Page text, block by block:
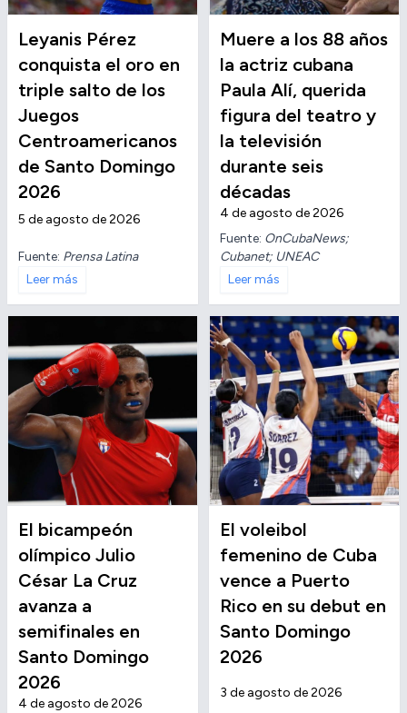
Leyanis Pérez
conquista el oro en
triple salto de los
Juegos
Centroamericanos
de Santo Domingo
2026
5 de agosto de 2026
Fuente: Prensa Latina
Leer más
Muere a los 88 años
la actriz cubana
Paula Alí, querida
figura del teatro y
la televisión
durante seis
décadas
4 de agosto de 2026
Fuente: OnCubaNews;
Cubanet; UNEAC
Leer más
El bicampeón
olímpico Julio
César La Cruz
avanza a
semifinales en
Santo Domingo
2026
4 de agosto de 2026
El voleibol
femenino de Cuba
vence a Puerto
Rico en su debut en
Santo Domingo
2026
3 de agosto de 2026